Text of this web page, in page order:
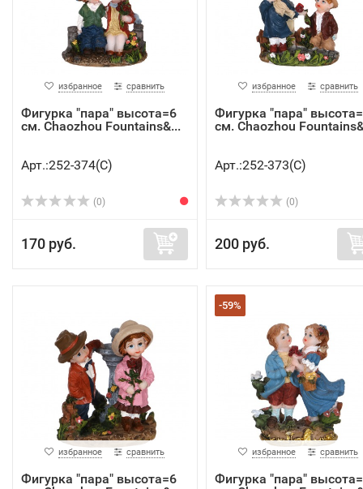
избранное сравнить
Фигурка "пара" высота=6
см. Chaozhou Fountains&...
Арт.:252-374(C)
(0)
170 руб.
избранное сравнить
Фигурка "пара"
см. Chaozhou
Арт.:252-373(C)
(0)
200 руб.
избранное сравнить
Фигурка "пара" высота=6
-59%
избранное сравнить
Фигурка "пара"